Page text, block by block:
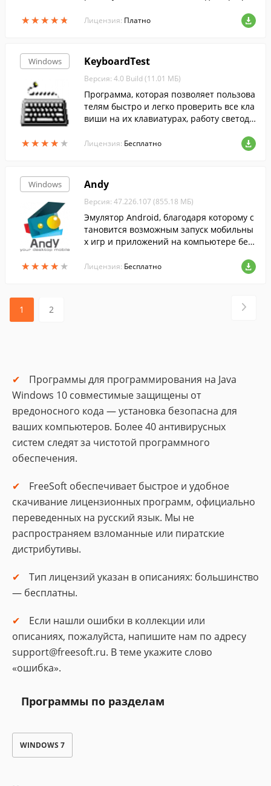
★★★★★
★★★★★
енной работы как с простым текстом, та
к и исходным кодом различных языков
Лицензия: Платно
Windows
★★★★ ★
★★★★ ★
KeyboardTest
Версия: 4.0 Build (11.01 МБ)
Программа, которая позволяет пользова
телям быстро и легко проверить все кла
виши на их клавиатурах, работу светоди
ды клавиш и измерить скорость набора.
Лицензия: Бесплатно
Windows
★★★★ ★
★★★★ ★
Andy
Версия: 47.226.107 (855.18 МБ)
Эмулятор Android, благодаря которому с
тановится возможным запуск мобильны
х игр и приложений на компьютере без
Лицензия: Бесплатно
1 2
Программы для программирования на Java
Windows 10 совместимые защищены от
вредоносного кода — установка безопасна для
ваших компьютеров. Более 40 антивирусных
систем следят за чистотой программного
обеспечения.
FreeSoft обеспечивает быстрое и удобное
скачивание лицензионных программ, официально
переведенных на русский язык. Мы не
распространяем взломанные или пиратские
дистрибутивы.
Тип лицензий указан в описаниях: большинство
— бесплатны.
Если нашли ошибки в коллекции или
описаниях, пожалуйста, напишите нам по адресу
support@freesoft.ru. В теме укажите слово
«ошибка».
Программы по разделам
WINDOWS 7